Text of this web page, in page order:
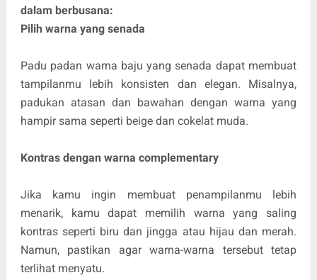
dalam berbusana:
Pilih warna yang senada
Padu padan warna baju yang senada dapat membuat
tampilanmu lebih konsisten dan elegan. Misalnya,
padukan atasan dan bawahan dengan warna yang
hampir sama seperti beige dan cokelat muda.
Kontras dengan warna complementary
Jika kamu ingin membuat penampilanmu lebih
menarik, kamu dapat memilih warna yang saling
kontras seperti biru dan jingga atau hijau dan merah.
Namun, pastikan agar warna-warna tersebut tetap
terlihat menyatu.